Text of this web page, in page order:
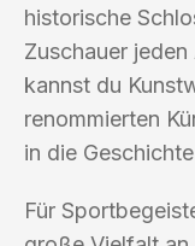
historische
Zuschauer
kannst du
renommierten
in die
Für